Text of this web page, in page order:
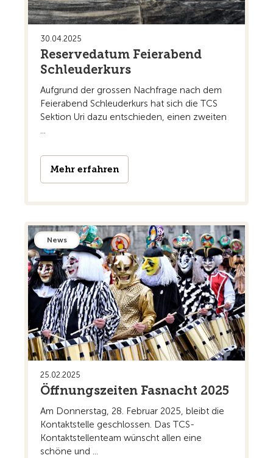
30.04.2025
Reservedatum Feierabend
Schleuderkurs
Aufgrund der grossen Nachfrage nach dem
Feierabend Schleuderkurs hat sich die TCS
Sektion Uri dazu entschieden, einen zweiten
Mehr erfahren
News
25.02.2025
Öffnungszeiten Fasnacht 2025
Am Donnerstag, 28. Februar 2025, bleibt die
Kontaktstelle geschlossen. Das TCS-
Kontaktstellenteam wünscht allen eine
schöne und ...